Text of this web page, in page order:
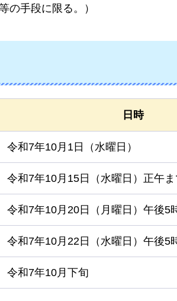
の手段に限る。）
日時
令和7年10月1日（水曜日）
令和7年10月15日（水曜日）正午
令和7年10月20日（月曜日）午後5
令和7年10月22日（水曜日）午後5
令和7年10月下旬